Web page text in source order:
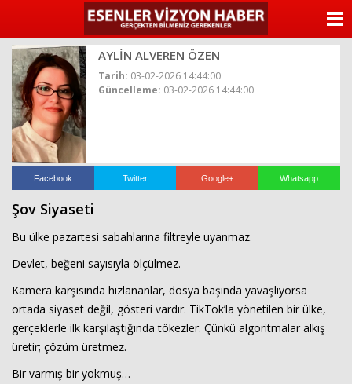
AYLİN ALVEREN ÖZEN
Tarih: 03-02-2026 14:44:00
Güncelleme: 03-02-2026 14:44:00
Facebook Twitter Google+ Whatsapp
Şov Siyaseti
Bu ülke pazartesi sabahlarına filtreyle uyanmaz.
Devlet, beğeni sayısıyla ölçülmez.
Kamera karşısında hızlananlar, dosya başında yavaşlıyorsa
ortada siyaset değil, gösteri vardır. TikTok’la yönetilen bir ülke,
gerçeklerle ilk karşılaştığında tökezler. Çünkü algoritmalar alkış
üretir; çözüm üretmez.
Bir varmış bir yokmuş…
ANASAYFA
YAZARLAR
İLETİŞİM